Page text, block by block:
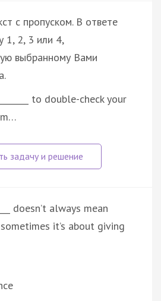
с пропуском. В ответе
1, 2, 3 или 4,
выбранному Вами
to double-check your
doesn’t always mean
it’s about giving